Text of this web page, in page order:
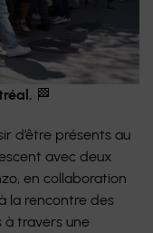
🏁
d’être présents au
avec deux
en collaboration
la rencontre des
à travers une